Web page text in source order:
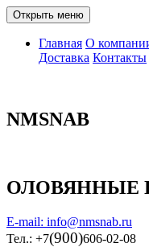
Открыть меню
Главная О
Доставка Контакты
NMSNAB
ОЛОВЯННЫЕ
E-mail: info@nmsnab.ru
Тел.: +7(900)606-02-08